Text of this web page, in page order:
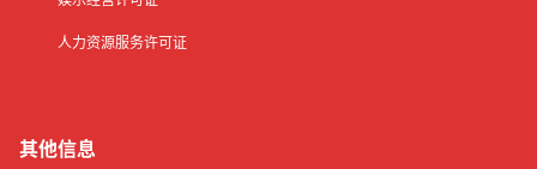
人力资源服务许可证
其他信息